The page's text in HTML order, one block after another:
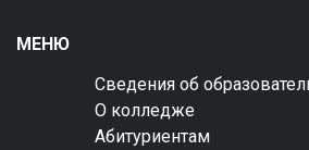
МЕНЮ
Сведения об
О колледже
Абитуриентам